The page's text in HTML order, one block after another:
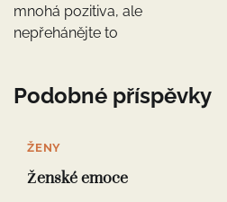
příspěvek
mnohá pozitiva, ale
nepřehánějte to
Podobné příspěvky
ŽENY
Ženské emoce